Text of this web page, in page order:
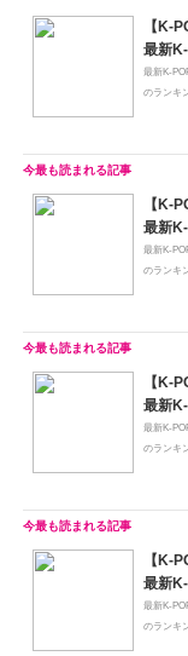
【K-
最新
最新K-
のランキ
【K-
最新
最新K-
のランキ
【K-
最新
最新K-
のランキ
【K-
最新
最新K-
のランキ